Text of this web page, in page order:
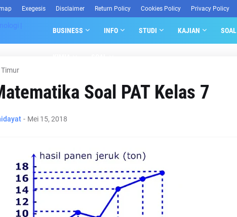
Exegesis Disclaimer Return Policy Cookies Policy Privacy Policy
BUSINESS INFO STUDI KAJIAN SOAL
Soal PAT Kelas 7
- Mei 15, 2018